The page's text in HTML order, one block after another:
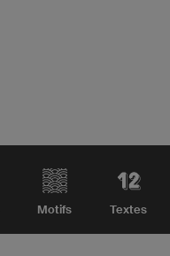
Motifs Textes